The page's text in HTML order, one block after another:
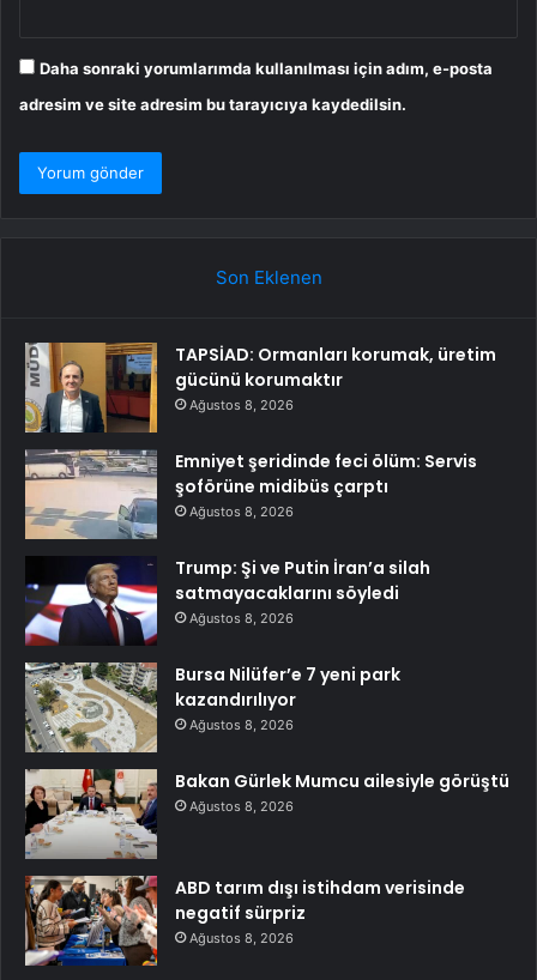
Daha sonraki yorumlarımda kullanılması için adım, e-posta
adresim ve site adresim bu tarayıcıya kaydedilsin.
Son Eklenen
TAPSİAD: Ormanları korumak, üretim
gücünü korumaktır
Ağustos 8, 2026
Emniyet şeridinde feci ölüm: Servis
şoförüne midibüs çarptı
Ağustos 8, 2026
Trump: Şi ve Putin İran’a silah
satmayacaklarını söyledi
Ağustos 8, 2026
Bursa Nilüfer’e 7 yeni park
kazandırılıyor
Ağustos 8, 2026
Bakan Gürlek Mumcu ailesiyle görüştü
Ağustos 8, 2026
ABD tarım dışı istihdam verisinde
negatif sürpriz
Ağustos 8, 2026